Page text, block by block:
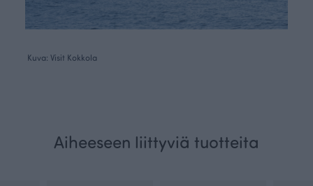
Kuva: Visit Kokkola
Aiheeseen liittyviä tuotteita